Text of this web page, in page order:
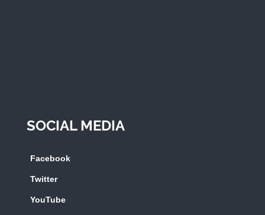
SOCIAL MEDIA
Facebook
Twitter
YouTube